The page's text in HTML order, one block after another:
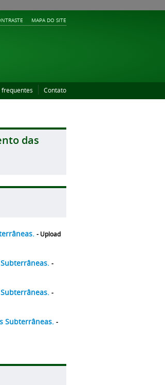
MAPA DO SITE
frequentes Contato
das
- Upload
-
-
Subterrâneas. -